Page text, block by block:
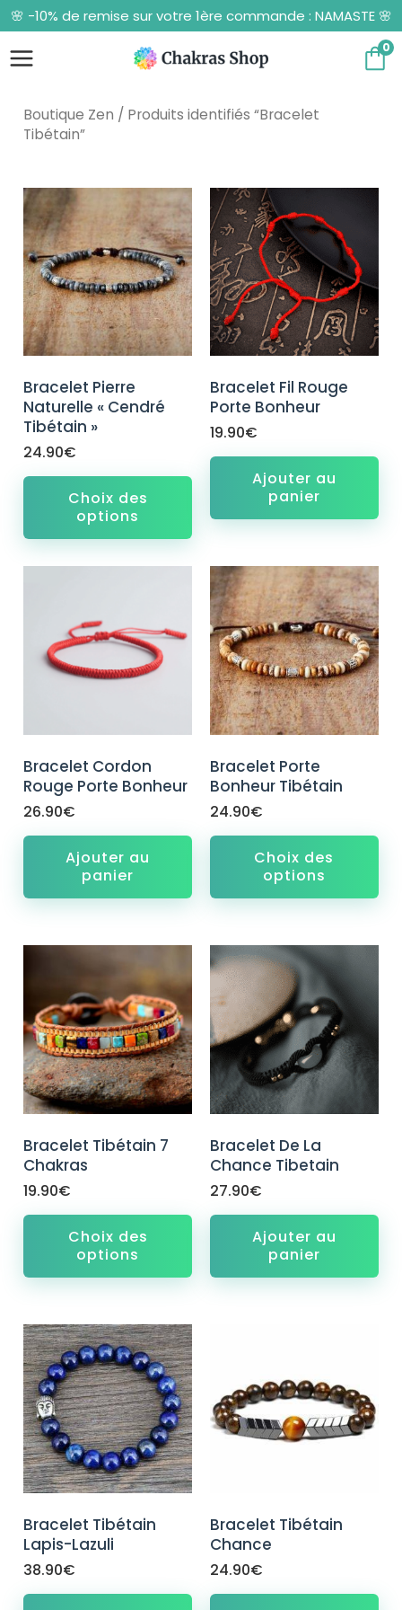
Aller
au
contenu
🌸 -10% de remise sur votre 1ère commande : NAMASTE 🌸
0
Boutique Zen / Produits identifiés “Bracelet
Tibétain”
Bracelet Pierre
Naturelle « Cendré
Tibétain »
24.90€
Choix des
options
Bracelet Fil Rouge
Porte Bonheur
19.90€
Ajouter au
panier
Bracelet Cordon
Rouge Porte Bonheur
26.90€
Ajouter au
panier
Bracelet Porte
Bonheur Tibétain
24.90€
Choix des
options
Bracelet Tibétain 7
Chakras
19.90€
Choix des
options
Bracelet De La
Chance Tibetain
27.90€
Ajouter au
panier
Bracelet Tibétain
Lapis-Lazuli
38.90€
Bracelet Tibétain
Chance
24.90€